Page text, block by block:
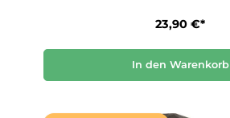
23,90 €*
In den Warenkorb